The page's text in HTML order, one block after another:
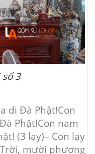
3
di Đà Phật!Con
Phật!Con nam
(3 lạy)– Con lạy
mười phương